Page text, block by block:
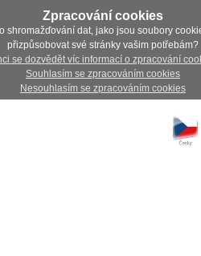
Zpracování cookies
dat, jako jsou soubory
přizpůsobovat své stránky vašim potřebám?
se dozvědět víc informací o zpracování
Souhlasím se zpracováním cookies
Nesouhlasím se zpracováním cookies